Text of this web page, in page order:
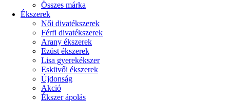
Összes márka
Ékszerek
Női divatékszerek
Férfi divatékszerek
Arany ékszerek
Ezüst ékszerek
Lisa gyerekékszer
Esküvői ékszerek
Újdonság
Akció
Ékszer ápolás